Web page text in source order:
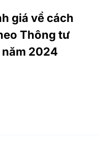
giá về cách
Thông tư
2024